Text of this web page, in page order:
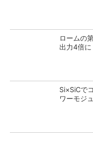
ロームの
出力4倍に
Si×SiCで
ワーモジ